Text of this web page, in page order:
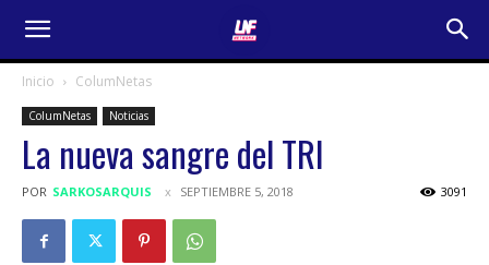
Inicio ColumNetas
ColumNetas Noticias
La nueva sangre del TRI
POR SARKOSARQUIS SEPTIEMBRE 5, 2018 3091